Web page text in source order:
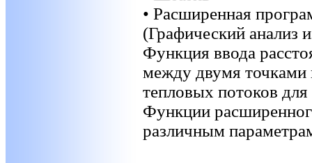
• Расширенная
(Графический анализ
Функция ввода
между двумя точками
тепловых потоков
Функции
различным